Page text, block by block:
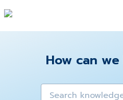
How can